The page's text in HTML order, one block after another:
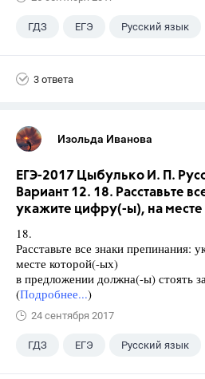
ГДЗ ЕГЭ Русский язык
3 ответа
Изольда Иванова
ЕГЭ-2017 Цыбулько И. П.
Вариант 12. 18. Расставьте
укажите цифру(-ы), на
18.
Расставьте все знаки препинания:
месте которой(-ых)
в предложении должна(-ы) стоять
(Подробнее...)
24 сентября 2017
ГДЗ ЕГЭ Русский язык